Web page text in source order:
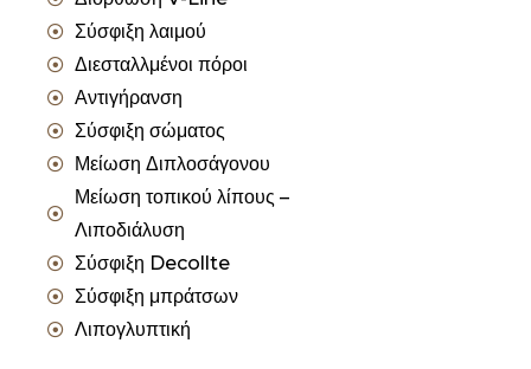
Σύσφιξη λαιμού
Διεσταλλμένοι πόροι
Αντιγήρανση
Σύσφιξη σώματος
Μείωση Διπλοσάγονου
Μείωση τοπικού λίπους –
Λιποδιάλυση
Σύσφιξη Decollte
Σύσφιξη μπράτσων
Λιπογλυπτική